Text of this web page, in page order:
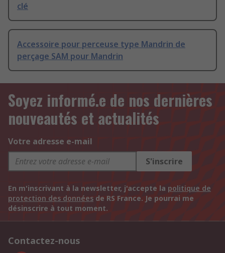
clé
Accessoire pour perceuse type Mandrin de
perçage SAM pour Mandrin
Soyez informé.e de nos dernières
nouveautés et actualités
Votre adresse e-mail
S'inscrire
En m'inscrivant à la newsletter, j'accepte la politique de
protection des données de RS France. Je pourrai me
désinscrire à tout moment.
Contactez-nous